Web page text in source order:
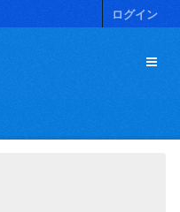
ログイン